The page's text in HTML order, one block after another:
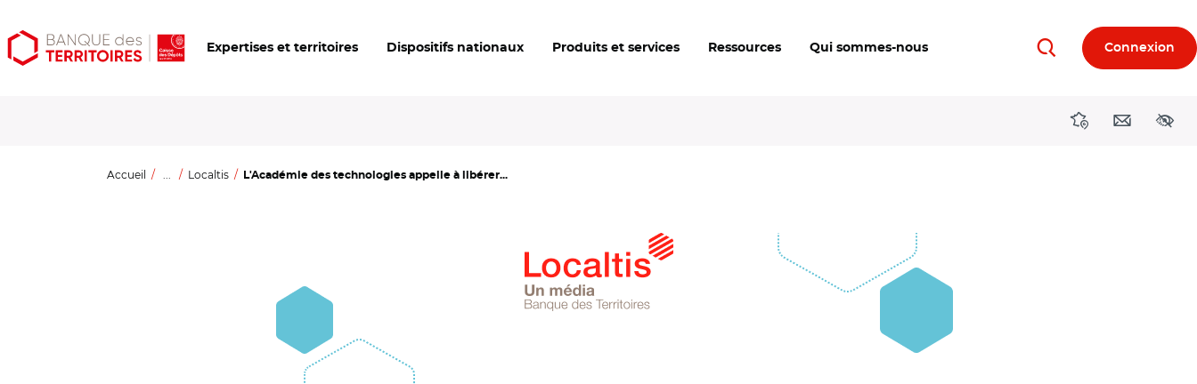
Aller
au
Aller
au
Ouvrir
les
Expertises et territoires Dispositifs nationaux Produits et services Ressources Qui sommes-nous RechercherConnexion
DirectionsContact
Accueil ... Localtis L'Académie des technologies appelle à libérer...